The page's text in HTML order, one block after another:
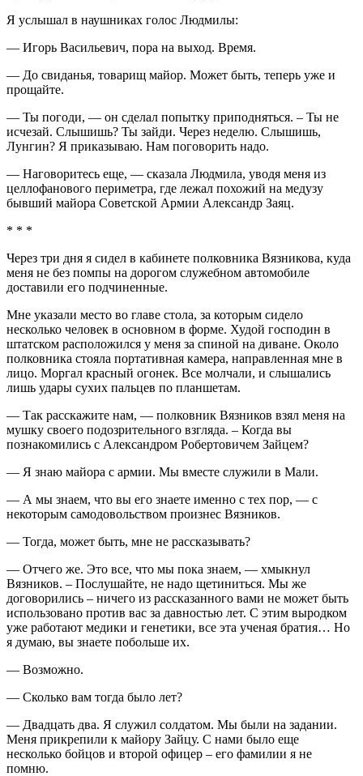
Я услышал в наушниках голос Людмилы:
— Игорь Васильевич, пора на выход. Время.
— До свиданья, товарищ майор. Может быть, теперь уже и
прощайте.
— Ты погоди, — он сделал попытку приподняться. – Ты не
исчезай. Слышишь? Ты зайди. Через неделю. Слышишь,
Лунгин? Я приказываю. Нам поговорить надо.
— Наговоритесь еще, — сказала Людмила, уводя меня из
целлофанового периметра, где лежал похожий на медузу
бывший майора Советской Армии Александр Заяц.
* * *
Через три дня я сидел в кабинете полковника Вязникова, куда
меня не без помпы на дорогом служебном автомобиле
доставили его подчиненные.
Мне указали место во главе стола, за которым сидело
несколько человек в основном в форме. Худой господин в
штатском расположился у меня за спиной на диване. Около
полковника стояла портативная камера, направленная мне в
лицо. Моргал красный огонек. Все молчали, и слышались
лишь удары сухих пальцев по планшетам.
— Так расскажите нам, — полковник Вязников взял меня на
мушку своего подозрительного взгляда. – Когда вы
познакомились с Александром Робертовичем Зайцем?
— Я знаю майора с армии. Мы вместе служили в Мали.
— А мы знаем, что вы его знаете именно с тех пор, — с
некоторым самодовольством произнес Вязников.
— Тогда, может быть, мне не рассказывать?
— Отчего же. Это все, что мы пока знаем, — хмыкнул
Вязников. – Послушайте, не надо щетиниться. Мы же
договорились – ничего из рассказанного вами не может быть
использовано против вас за давностью лет. С этим выродком
уже работают медики и генетики, все эта ученая братия… Но
я думаю, вы знаете побольше их.
— Возможно.
— Сколько вам тогда было лет?
— Двадцать два. Я служил солдатом. Мы были на задании.
Меня прикрепили к майору Зайцу. С нами было еще
несколько бойцов и второй офицер – его фамилии я не
помню.